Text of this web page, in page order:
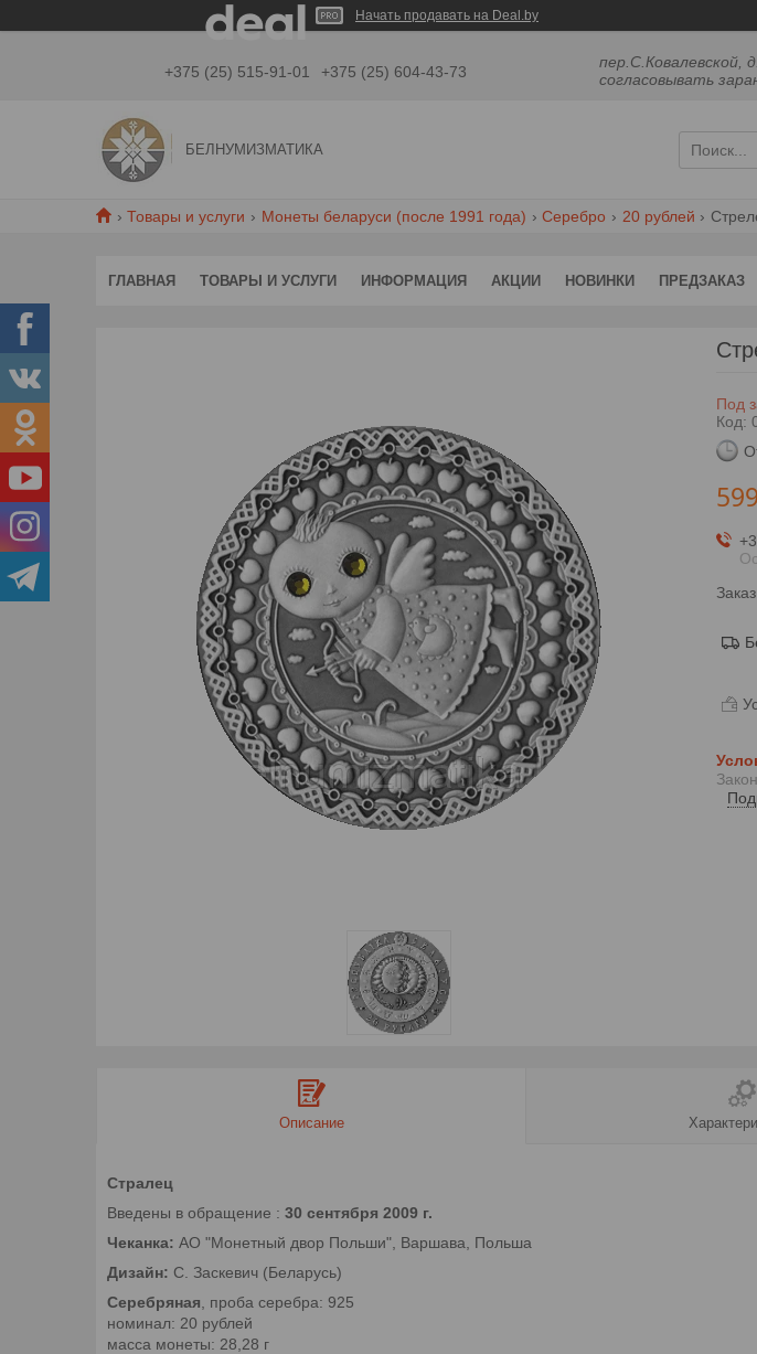
Начать продавать на Deal.by
+375 (25) 515-91-01 +375 (25) 604-43-73
пер.С.Ковалевской,
согласовывать
БЕЛНУМИЗМАТИКА
Товары и услуги Монеты беларуси (после 1991 года) Серебро 20 рублей
ГЛАВНАЯ ТОВАРЫ И УСЛУГИ ИНФОРМАЦИЯ АКЦИИ НОВИНКИ ПРЕДЗАКАЗ
Под
Код:
Описание
Стралец
Введены в обращение : 30 сентября 2009 г.
Чеканка: АО "Монетный двор Польши", Варшава, Польша
Дизайн: С. Заскевич (Беларусь)
Серебряная , проба серебра: 925
номинал: 20 рублей
масса монеты: 28,28 г